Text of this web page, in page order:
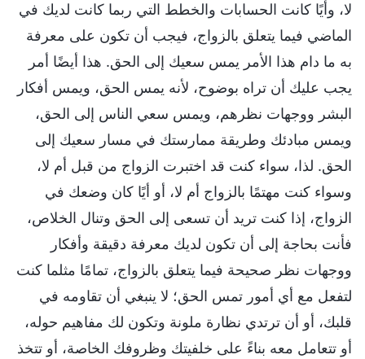
لا، وأيًا كانت الحسابات والخطط التي ربما كانت لديك في
الماضي فيما يتعلق بالزواج، فيجب أن تكون على معرفة
به ما دام هذا الأمر يمس سعيك إلى الحق. هذا أيضًا أمر
يجب عليك أن تراه بوضوح، لأنه يمس الحق، ويمس أفكار
البشر ووجهات نظرهم، ويمس سعي الناس إلى الحق،
ويمس مبادئك وطريقة ممارستك في مسار سعيك إلى
الحق. لذا، سواء كنت قد اختبرت الزواج من قبل أم لا،
وسواء كنت مهتمًا بالزواج أم لا، أو أيًا كان وضعك في
الزواج، إذا كنت تريد أن تسعى إلى الحق وتنال الخلاص،
فأنت بحاجة إلى أن تكون لديك معرفة دقيقة وأفكار
ووجهات نظر صحيحة فيما يتعلق بالزواج، تمامًا مثلما كنت
لتفعل مع أي أمور تمس الحق؛ لا ينبغي أن تقاومه في
قلبك، أو أن ترتدي نظارة ملونة وتكون لك مفاهيم حوله،
أو تتعامل معه بناءً على خلفيتك وظروفك الخاصة، أو تتخذ